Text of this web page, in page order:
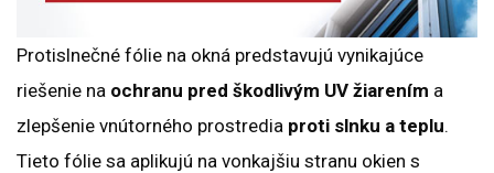
Protislnečné fólie na okná predstavujú vynikajúce
riešenie na ochranu pred škodlivým UV žiarením a
zlepšenie vnútorného prostredia proti slnku a teplu.
Tieto fólie sa aplikujú na vonkajšiu stranu okien s